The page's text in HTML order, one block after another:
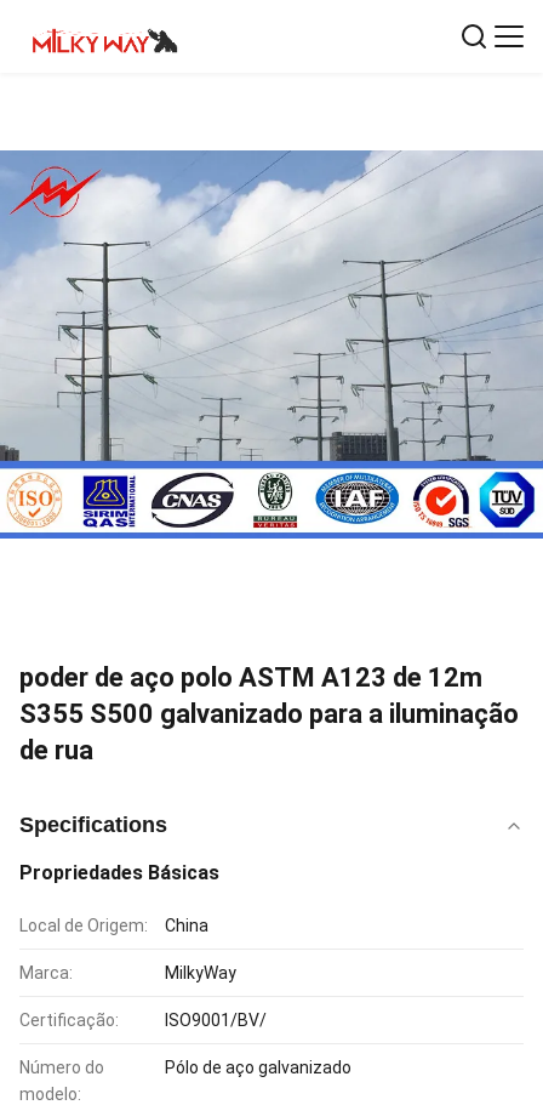
poder de aço polo ASTM A123 de 12m
S355 S500 galvanizado para a iluminação
de rua
Specifications
Propriedades Básicas
Local de Origem: China
Marca: MilkyWay
Certificação: ISO9001/BV/
Número do
modelo:
Pólo de aço galvanizado